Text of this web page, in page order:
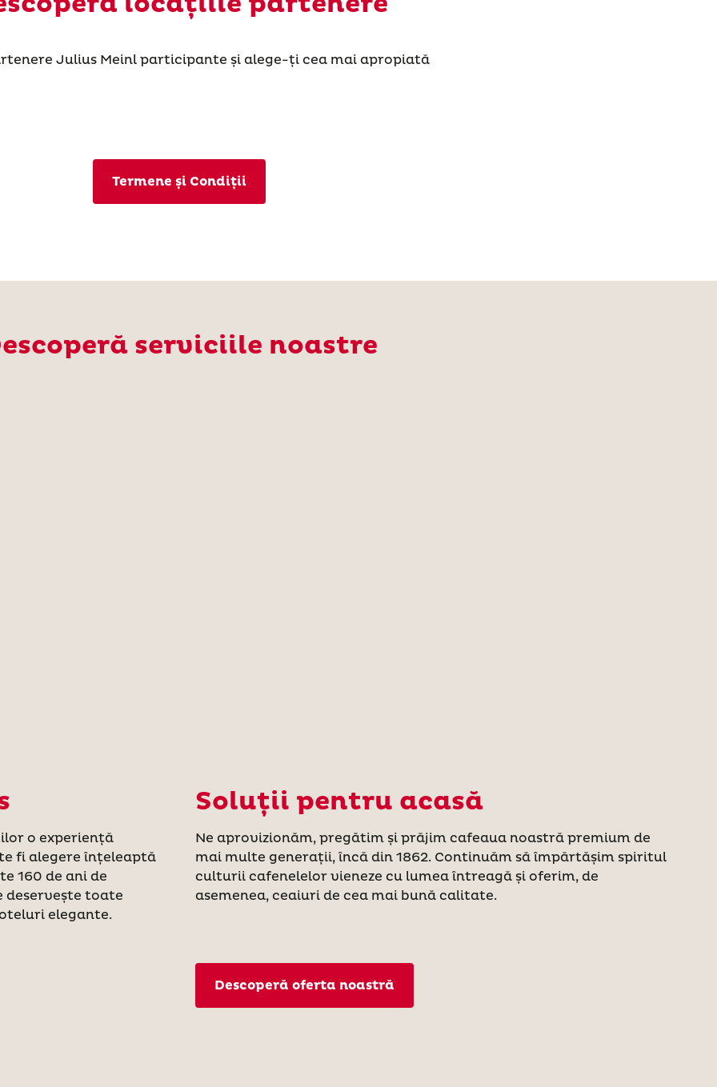
Julius Meinl participante și alege-ți cea mai apropiată
Termene și Condiții
serviciile noastre
o experiență
fi alegere înțeleaptă
160 de ani de
deservește toate
elegante.
Soluții pentru acasă
Ne aprovizionăm, pregătim și prăjim cafeaua noastră premium de
mai multe generații, încă din 1862. Continuăm să împărtășim spiritul
culturii cafenelelor vieneze cu lumea întreagă și oferim, de
asemenea, ceaiuri de cea mai bună calitate.
Descoperă oferta noastră